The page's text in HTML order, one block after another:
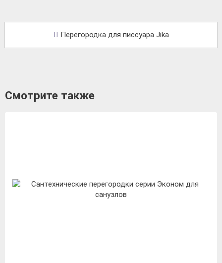
Перегородка для писсуара Jika
Смотрите также